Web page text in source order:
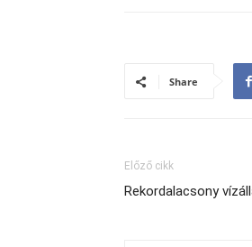
Share
Előző cikk
Rekordalacsony